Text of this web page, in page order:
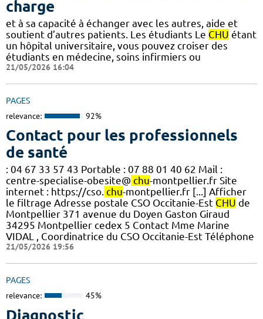
charge
et à sa capacité à échanger avec les autres, aide et
soutient d’autres patients. Les étudiants Le CHU étant
un hôpital universitaire, vous pouvez croiser des
étudiants en médecine, soins infirmiers ou
21/05/2026 16:04
PAGES
relevance: 92%
Contact pour les professionnels
de santé
: 04 67 33 57 43 Portable : 07 88 01 40 62 Mail :
centre-specialise-obesite@ chu-montpellier.fr Site
internet : https://cso. chu-montpellier.fr [...] Afficher
le filtrage Adresse postale CSO Occitanie-Est CHU de
Montpellier 371 avenue du Doyen Gaston Giraud
34295 Montpellier cedex 5 Contact Mme Marine
VIDAL , Coordinatrice du CSO Occitanie-Est Téléphone
21/05/2026 19:56
PAGES
relevance: 45%
Diagnostic